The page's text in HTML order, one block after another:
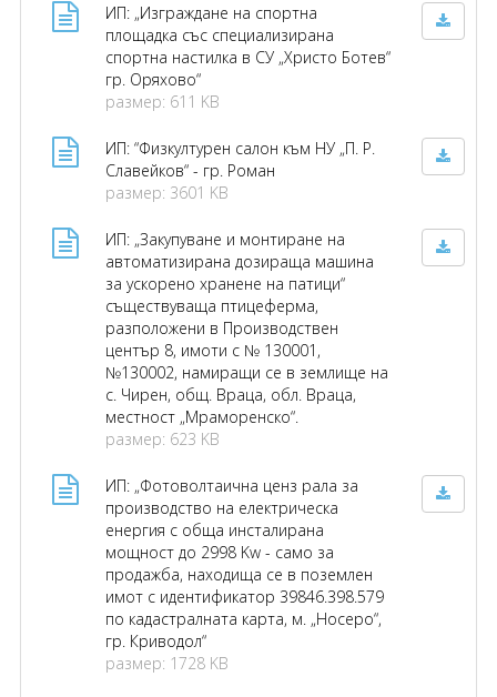
ИП: „Изграждане на спортна
площадка със специализирана
спортна настилка в СУ „Христо Ботев“
гр. Оряхово“
размер: 611 KB
ИП: “Физкултурен салон към НУ „П. Р.
Славейков“ - гр. Роман
размер: 3601 KB
ИП: „Закупуване и монтиране на
автоматизирана дозираща машина
за ускорено хранене на патици“
съществуваща птицеферма,
разположени в Производствен
център 8, имоти с № 130001,
№130002, намиращи се в землище на
с. Чирен, общ. Враца, обл. Враца,
местност „Мраморенско“.
размер: 623 KB
ИП: „Фотоволтаична ценз рала за
производство на електрическа
енергия с обща инсталирана
мощност до 2998 Kw - само за
продажба, находища се в поземлен
имот с идентификатор 39846.398.579
по кадастралната карта, м. „Носеро“,
гр. Криводол“
размер: 1728 KB